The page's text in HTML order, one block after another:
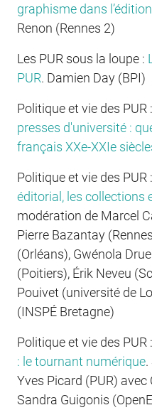
graphisme dans
Renon (Rennes 2)
Les PUR sous la loupe :
PUR. Damien Day (BPI)
Politique et vie des PUR :
presses d'université :
français XXe-XXIe
Politique et vie des PUR :
éditorial, les collections
modération de Marcel
Pierre Bazantay
(Orléans), Gwénola
(Poitiers), Érik Neveu
Pouivet (université de
(INSPÉ Bretagne)
Politique et vie des PUR :
: le tournant numérique.
Yves Picard (PUR) avec
Sandra Guigonis